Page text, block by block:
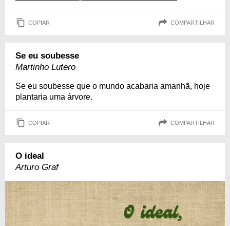
COPIAR COMPARTILHAR
Se eu soubesse
Martinho Lutero
Se eu soubesse que o mundo acabaria amanhã, hoje
plantaria uma árvore.
COPIAR COMPARTILHAR
O ideal
Arturo Graf